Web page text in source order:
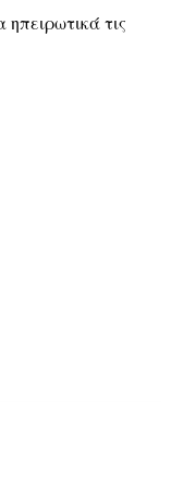
ηπειρωτικά τις